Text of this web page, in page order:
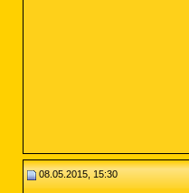
08.05.2015, 15:30